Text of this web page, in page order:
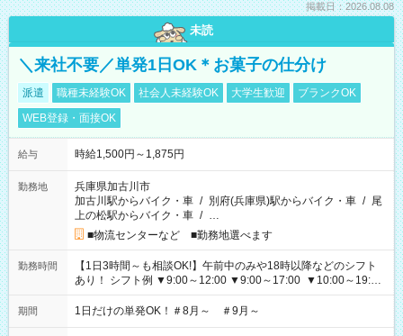
掲載日：2026.08.08
未読
＼来社不要／単発1日OK＊お菓子の仕分け
派遣 職種未経験OK 社会人未経験OK 大学生歓迎
ブランクOK
WEB登録・面接OK
給与 時給1,500円～1,875円
勤務地
兵庫県加古川市
加古川駅からバイク・車 / 別府(兵庫県)駅からバイク・車 / 尾
上の松駅からバイク・車 / …
■物流センターなど ■勤務地選べます
勤務時間
【1日3時間～も相談OK!】午前中のみや18時以降などのシフト
あり！ シフト例 ▼9:00～12:00 ▼9:00～17:00 ▼10:00～19:00
▼18:00～21:00
期間 1日だけの単発OK！＃8月～ ＃9月～